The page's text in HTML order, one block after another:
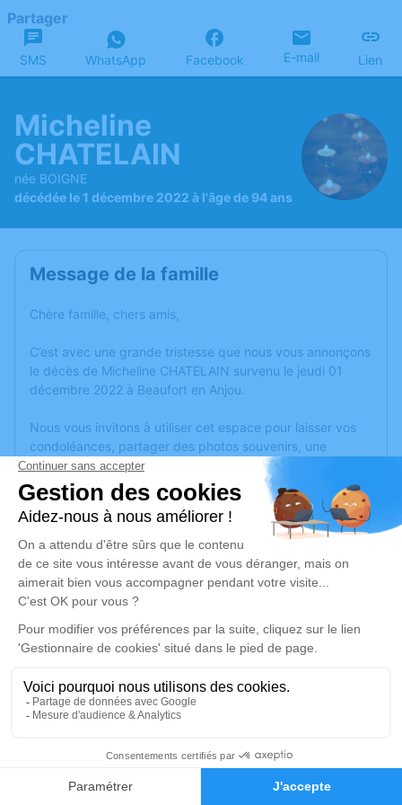
Faire-part Hommages
Partager
SMS WhatsApp Facebook E-mail Lien
Micheline
CHATELAIN
née BOIGNE
décédée le 1 décembre 2022 à l'âge de 94 ans
Message de la famille
Chère famille, chers amis,
C’est avec une grande tristesse que nous vous annonçons
le décès de Micheline CHATELAIN survenu le jeudi 01
décembre 2022 à Beaufort en Anjou.
Nous vous invitons à utiliser cet espace pour laisser vos
condoléances, partager des photos souvenirs, une
anecdote ou exprimer vos pensées à travers des poèmes
ou des textes. Cet endroit est un lieu d'expression dédié à
honorer la mémoire de Micheline CHATELAIN.
Un service de plantation d’arbre hommage estdisponible
ici.
lundi 05 décembre 2022 à 15h00
Église d'Andard
49800 Andard